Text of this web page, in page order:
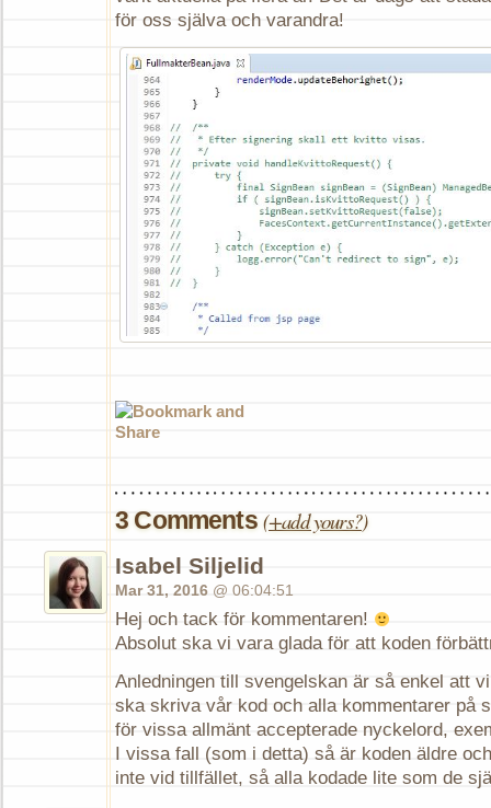
för oss själva och varandra!
3 Comments (+add yours?)
Isabel Siljelid
Mar 31, 2016 @ 06:04:51
Hej och tack för kommentaren!
Absolut ska vi vara glada för att koden
Anledningen till svengelskan är så enkel att
ska skriva vår kod och alla kommentarer på
för vissa allmänt accepterade nyckelord,
I vissa fall (som i detta) så är koden äldre
inte vid tillfället, så alla kodade lite som de